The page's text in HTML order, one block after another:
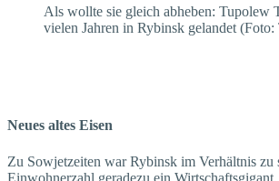
Als wollte sie gleich abheben: Tupolew
vielen Jahren in Rybinsk gelandet
Neues altes Eisen
Zu Sowjetzeiten war Rybinsk im Verhältnis zu
Einwohnerzahl geradezu ein